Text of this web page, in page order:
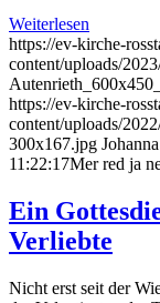
Weiterlesen
https://ev-kirche-
content/uploads/
https://ev-kirche-
content/uploads/
300x167.jpg
11:22:17Mer red ja
Ein
Verliebte
Nicht erst seit der